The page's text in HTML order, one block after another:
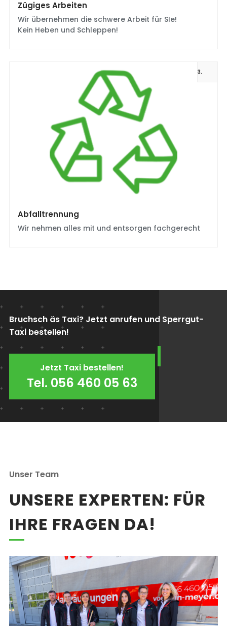
Zügiges Arbeiten
Wir übernehmen die schwere Arbeit für SIe!
Kein Heben und Schleppen!
3.
Abfalltrennung
Wir nehmen alles mit und entsorgen fachgerecht
Bruchsch äs Taxi? Jetzt anrufen und Sperrgut-
Taxi bestellen!
Jetzt Taxi bestellen!
Tel. 056 460 05 63
Unser Team
UNSERE EXPERTEN: FÜR
IHRE FRAGEN DA!